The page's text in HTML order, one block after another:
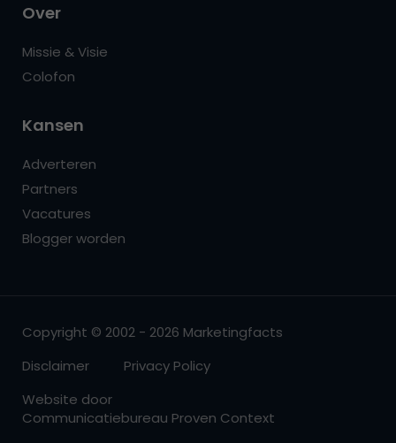
Over
Missie & Visie
Colofon
Kansen
Adverteren
Partners
Vacatures
Blogger worden
Copyright © 2002 - 2026 Marketingfacts
Disclaimer
Privacy Policy
Website door
Communicatiebureau Proven Context